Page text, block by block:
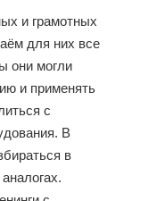
и грамотных
для них все
они могли
и применять
с
В
в